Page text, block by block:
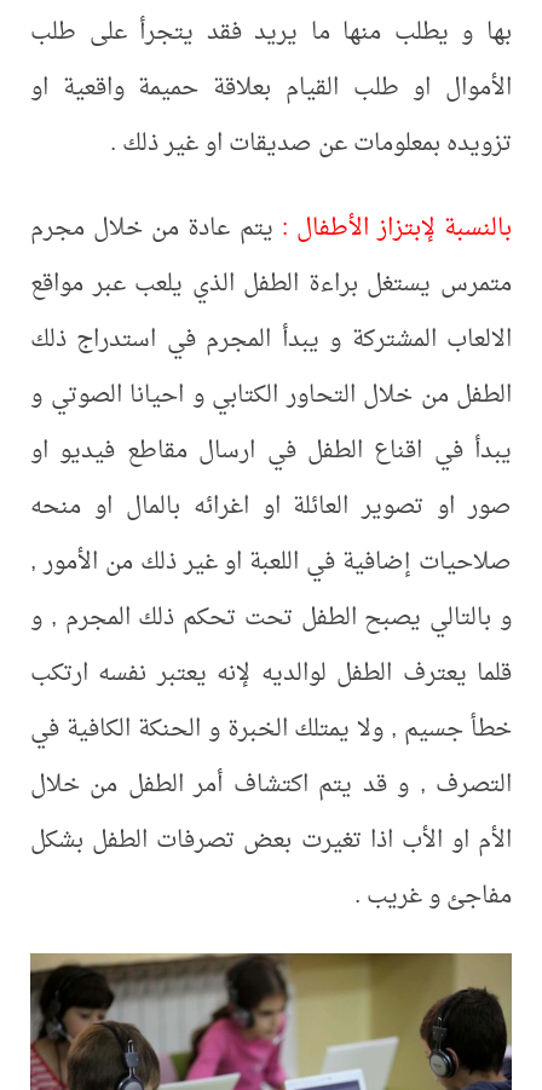
بها و يطلب منها ما يريد فقد يتجرأ على طلب
الأموال او طلب القيام بعلاقة حميمة واقعية او
تزويده بمعلومات عن صديقات او غير ذلك .
بالنسبة لإبتزاز الأطفال : يتم عادة من خلال مجرم
متمرس يستغل براءة الطفل الذي يلعب عبر مواقع
الالعاب المشتركة و يبدأ المجرم في استدراج ذلك
الطفل من خلال التحاور الكتابي و احيانا الصوتي و
يبدأ في اقناع الطفل في ارسال مقاطع فيديو او
صور او تصوير العائلة او اغرائه بالمال او منحه
صلاحيات إضافية في اللعبة او غير ذلك من الأمور ,
و بالتالي يصبح الطفل تحت تحكم ذلك المجرم , و
قلما يعترف الطفل لوالديه لإنه يعتبر نفسه ارتكب
خطأ جسيم , ولا يمتلك الخبرة و الحنكة الكافية في
التصرف , و قد يتم اكتشاف أمر الطفل من خلال
الأم او الأب اذا تغيرت بعض تصرفات الطفل بشكل
مفاجئ و غريب .